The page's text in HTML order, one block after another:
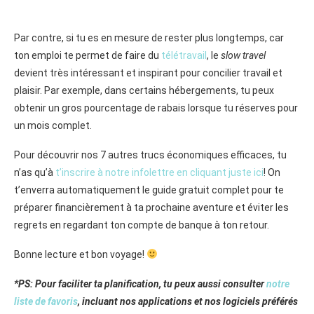
Par contre, si tu es en mesure de rester plus longtemps, car
ton emploi te permet de faire du télétravail , le slow travel
devient très intéressant et inspirant pour concilier travail et
plaisir. Par exemple, dans certains hébergements, tu peux
obtenir un gros pourcentage de rabais lorsque tu réserves pour
un mois complet.
Pour découvrir nos 7 autres trucs économiques efficaces, tu
n’as qu’à t’inscrire à notre infolettre en cliquant juste ici! On
t’enverra automatiquement le guide gratuit complet pour te
préparer financièrement à ta prochaine aventure et éviter les
regrets en regardant ton compte de banque à ton retour.
Bonne lecture et bon voyage!
*PS: Pour faciliter ta planification, tu peux aussi consulternotre
liste de favoris, incluant nos applications et nos logiciels préférés